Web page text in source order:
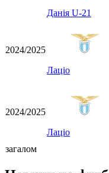
Данія U-21
2024/2025
Лаціо
2024/2025
Лаціо
загалом